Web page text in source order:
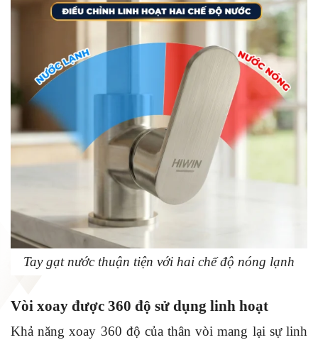
Tay gạt nước thuận tiện với hai chế độ nóng lạnh
Vòi xoay được 360 độ sử dụng linh hoạt
Khả năng xoay 360 độ của thân vòi mang lại sự linh